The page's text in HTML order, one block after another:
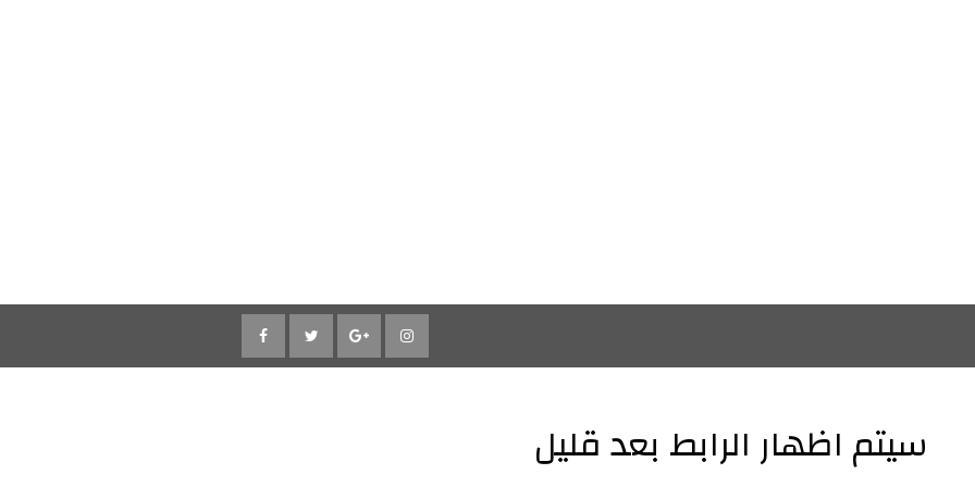
سيتم اظهار الرابط بعد قليل